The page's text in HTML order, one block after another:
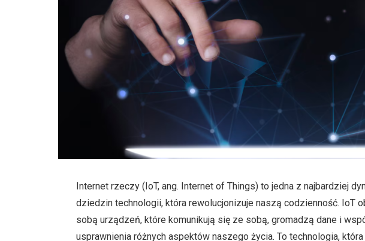
Internet rzeczy (IoT, ang. Internet of Things) to jedna z najbardziej
dziedzin technologii, która rewolucjonizuje naszą codzienność. IoT
sobą urządzeń, które komunikują się ze sobą, gromadzą dane i
usprawnienia różnych aspektów naszego życia. To technologia,